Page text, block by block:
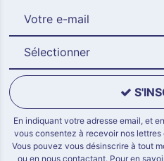
Sélectionner
En indiquant votre adresse email, et
vous consentez à recevoir nos
Vous pouvez vous désinscrire à tout
ou en nous contactant. Pour en